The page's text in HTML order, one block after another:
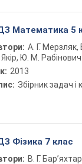
Математика 5
А. Г. Мерзляк,
Ю. М. Рабінович
2013
Збірник задач і
Фізика 7 клас
В. Г.